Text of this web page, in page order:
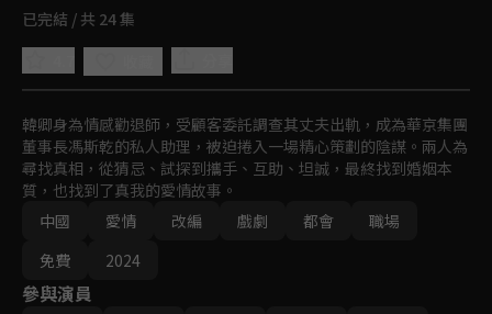
已完結 / 共 24 集
韓卿身為情感勸退師，受顧客委託調查其丈夫出軌，成為華京集團
董事長馮斯乾的私人助理，被迫捲入一場精心策劃的陰謀。兩人為
尋找真相，從猜忌、試探到攜手、互助、坦誠，最終找到婚姻本
質，也找到了真我的愛情故事。
中國
愛情 改編 戲劇 都會
職場
免費
2024
參與演員